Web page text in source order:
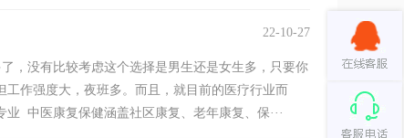
22-10-27
，没有比较考虑这个选择是男生还是女生多，只要你
作强度大，夜班多。而且，就目前的医疗行业而
中医康复保健涵盖社区康复、老年康复、保···